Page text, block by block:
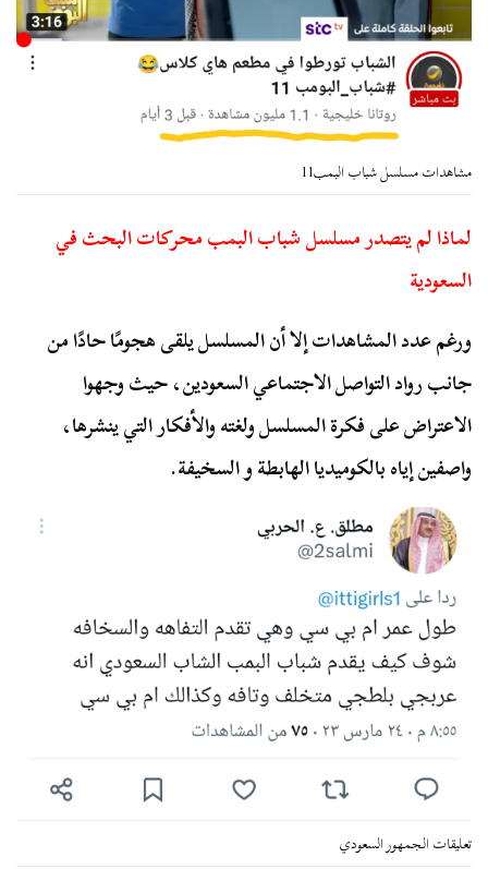
مشاهدات مسلسل شباب البمب11
لماذا لم يتصدر مسلسل شباب البمب محركات البحث في
السعودية
ورغم عدد المشاهدات إلا أن المسلسل يلقى هجومًا حادًا من
جانب رواد التواصل الاجتماعي السعودين، حيث وجهوا
الاعتراض على فكرة المسلسل ولغته والأفكار التي ينشرها،
واصفين إياه بالكوميديا الهابطة و السخيفة.
تعليقات الجمهور السعودي